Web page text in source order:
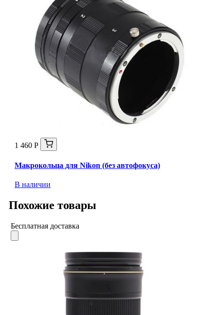
1 460 Р
Макрокольца для Nikon (без автофокуса)
В наличии
Похожие товары
Бесплатная доставка